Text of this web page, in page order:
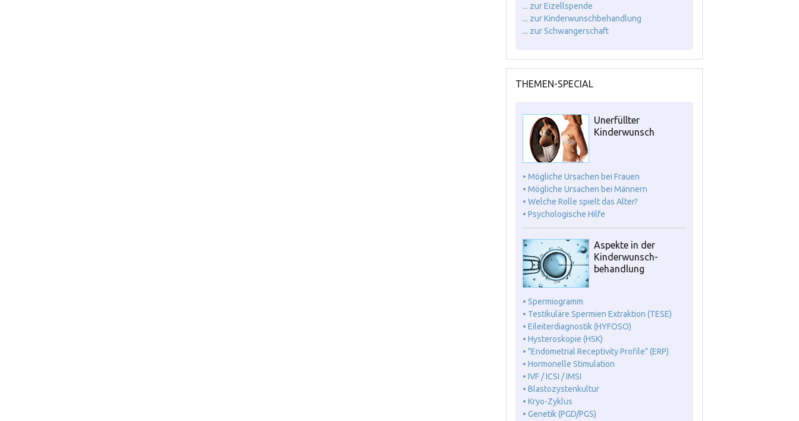
... zur Eizellspende
... zur Kinderwunschbehandlung
... zur Schwangerschaft
THEMEN-SPECIAL
Unerfüllter
Kinderwunsch
• Mögliche Ursachen bei Frauen
• Mögliche Ursachen bei Männern
• Welche Rolle spielt das Alter?
• Psychologische Hilfe
Aspekte in der
Kinderwunsch-
behandlung
• Spermiogramm
• Testikuläre Spermien Extraktion (TESE)
• Eileiterdiagnostik (HYFOSO)
• Hysteroskopie (HSK)
• "Endometrial Receptivity Profile" (ERP)
• Hormonelle Stimulation
• IVF / ICSI / IMSI
• Blastozystenkultur
• Kryo-Zyklus
• Genetik (PGD/PGS)